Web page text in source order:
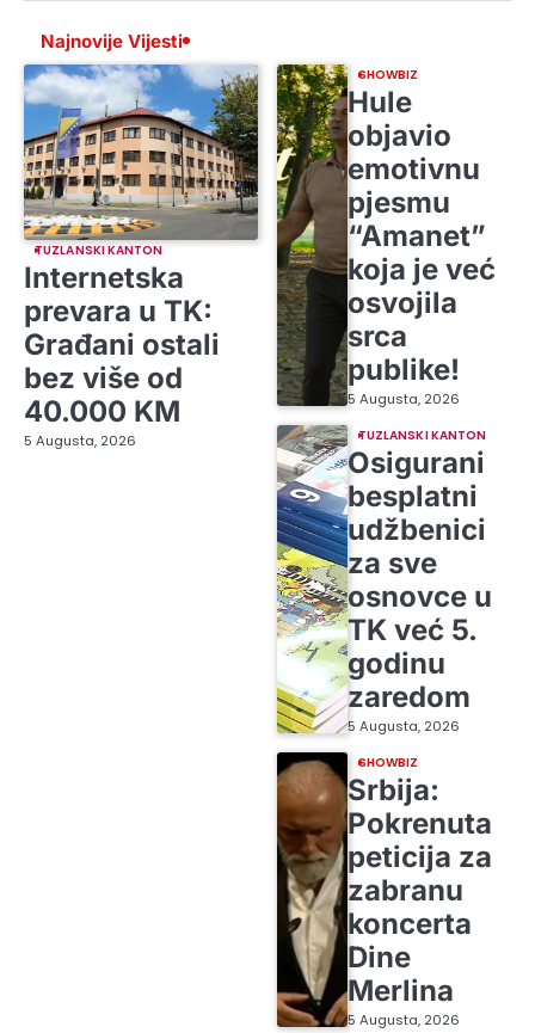
Najnovije Vijesti
TUZLANSKI KANTON
Internetska
prevara u TK:
Građani ostali
bez više od
40.000 KM
5 Augusta, 2026
SHOWBIZ
Hule
objavio
emotivnu
pjesmu
“Amanet”
koja je već
osvojila
srca
publike!
5 Augusta, 2026
TUZLANSKI KANTON
Osigurani
besplatni
udžbenici
za sve
osnovce u
TK već 5.
godinu
zaredom
5 Augusta, 2026
SHOWBIZ
Srbija:
Pokrenuta
peticija za
zabranu
koncerta
Dine
Merlina
5 Augusta, 2026